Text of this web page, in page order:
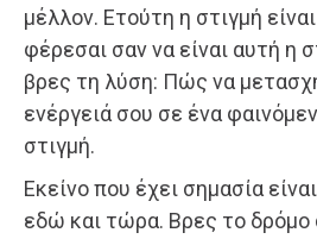
μέλλον. Ετούτη η στιγμή
φέρεσαι σαν να είναι αυτή η
βρες τη λύση: Πώς να
ενέργειά σου σε ένα
στιγμή.
Εκείνο που έχει σημασία
εδώ και τώρα. Βρες το δρόμο